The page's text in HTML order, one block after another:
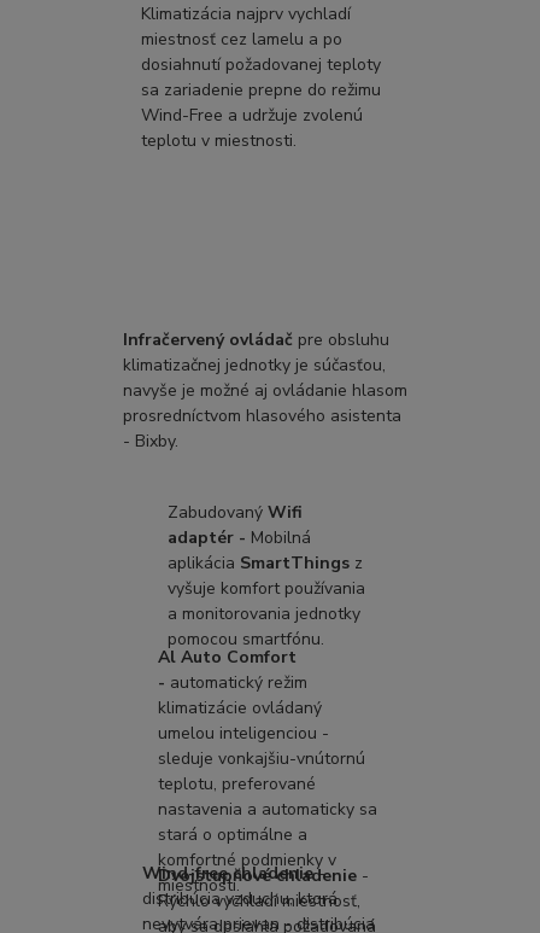
Klimatizácia najprv vychladí
miestnosť cez lamelu a po
dosiahnutí požadovanej teploty
sa zariadenie prepne do režimu
Wind-Free a udržuje zvolenú
teplotu v miestnosti.
Infračervený ovládač pre obsluhu
klimatizačnej jednotky je súčasťou,
navyše je možné aj ovládanie hlasom
prosredníctvom hlasového asistenta
- Bixby.
ZabudovanýWifi
adaptér - Mobilná
aplikácia SmartThings z
vyšuje komfort používania
a monitorovania jednotky
pomocou smartfónu.
Al Auto Comfort
- automatický režim
klimatizácie ovládaný
umelou inteligenciou -
sleduje vonkajšiu-vnútornú
teplotu, preferované
nastavenia a automaticky sa
stará o optimálne a
komfortné podmienky v
miestnosti.
Wind-free chladenie-
distribúcia vzduchu, ktorá
nevytvára prievan - distribúcia
Dvojstupňové chladenie -
Rýchlo vychladí miestnosť,
aby sa dosiahla požadovaná